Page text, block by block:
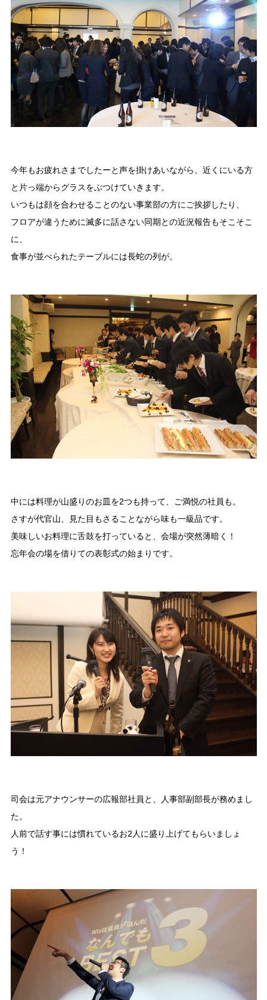
今年もお疲れさまでしたーと声を掛けあいながら、近くにいる方
と片っ端からグラスをぶつけていきます。
いつもは顔を合わせることのない事業部の方にご挨拶したり、
フロアが違うために滅多に話さない同期との近況報告もそこそこ
に、
食事が並べられたテーブルには長蛇の列が。
中には料理が山盛りのお皿を2つも持って、ご満悦の社員も。
さすが代官山、見た目もさることながら味も一級品です。
美味しいお料理に舌鼓を打っていると、会場が突然薄暗く！
忘年会の場を借りての表彰式の始まりです。
司会は元アナウンサーの広報部社員と、人事部副部長が務めまし
た。
人前で話す事には慣れているお2人に盛り上げてもらいましょ
う！